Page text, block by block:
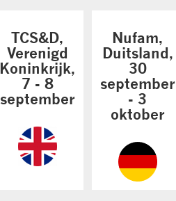
TCS&D,
Verenigd
Koninkrijk,
7 - 8
september
Nufam,
Duitsland,
30
september
- 3
oktober